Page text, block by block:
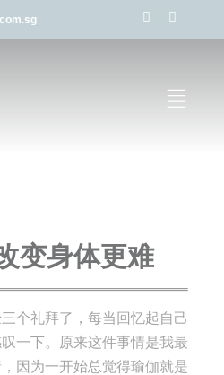
变身体更难
个礼拜了，每当回忆起自己
一下。原来这件事情是我最
因为一开始总觉得瑜伽就是